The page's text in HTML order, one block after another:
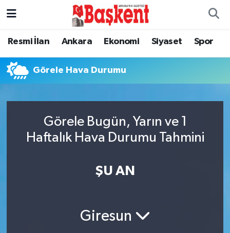
Resmi İlan Ankara Ekonomi Siyaset Spor
Görele Hava Durumu
Görele Bugün, Yarın ve 1
Haftalık Hava Durumu Tahmini
ŞU AN
Giresun
Ankara
Asayiş
Dünya
Eğitim
Ankara Nöbetçi Eczaneler
Ankara Hava Durumu
Ankara Trafik Yoğunluk Haritası
Süper Lig Puan Durumu ve Fikstür